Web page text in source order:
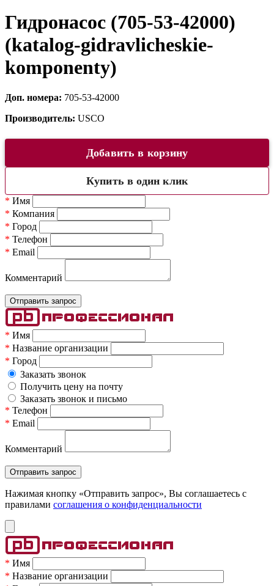
Гидронасос (705-53-42000)
(katalog-gidravlicheskie-
komponenty)
Доп. номера: 705-53-42000
Производитель: USCO
Добавить в корзину
Купить в один клик
* Имя
* Компания
* Город
* Телефон
* Email
Комментарий
* Имя
* Название организации
* Город
Заказать звонок
Получить цену на почту
Заказать звонок и письмо
* Телефон
* Email
Комментарий
Нажимая кнопку «Отправить запрос», Вы соглашаетесь c
правилами соглашения о конфиденциальности
* Имя
* Название организации